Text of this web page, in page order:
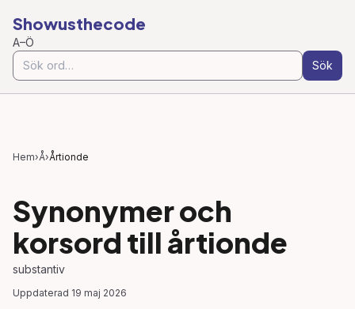
Showusthecode
A–Ö
Sök
Hem›Å›Årtionde
Synonymer och
korsord till årtionde
substantiv
Uppdaterad 19 maj 2026